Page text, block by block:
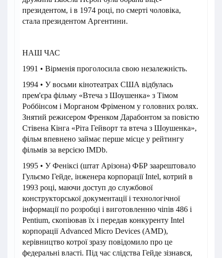
президентом, і в 1974 році, по смерті чоловіка,
стала президентом Аргентини.
НАШ ЧАС
1991 • Вірменія проголосила свою незалежність.
1994 • У восьми кінотеатрах США відбулась
прем'єра фільму «Втеча з Шоушенка» з Тімом
Роббінсом і Морганом Фріменом у головних ролях.
Знятий режисером Френком Дарабонтом за повістю
Стівена Кінга «Ріта Гейворт та втеча з Шоушенка»,
фільм впевнено займає перше місце у рейтингу
фільмів за версією IMDb.
1995 • У Феніксі (штат Арізона) ФБР заарештовало
Гульємо Гейде, інженера корпорації Intel, котрий в
1993 році, маючи доступ до службової
конструкторської документації і технологічної
інформації по розробці і виготовленню чіпів 486 і
Pentium, скопіював їх і передав конкуренту Intel
корпорації Advanced Micro Devices (AMD),
керівництво котрої зразу повідомило про це
федеральні власті. Під час слідства Гейде зізнався,